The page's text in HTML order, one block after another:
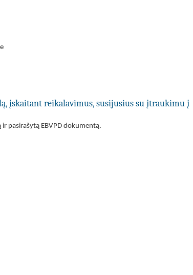
įskaitant reikalavimus, susijusius su įtraukimu į
pasirašytą EBVPD dokumentą.